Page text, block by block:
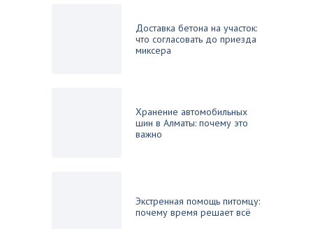
Доставка бетона на участок:
что согласовать до приезда
миксера
Хранение автомобильных
шин в Алматы: почему это
важно
Экстренная помощь питомцу:
почему время решает всё